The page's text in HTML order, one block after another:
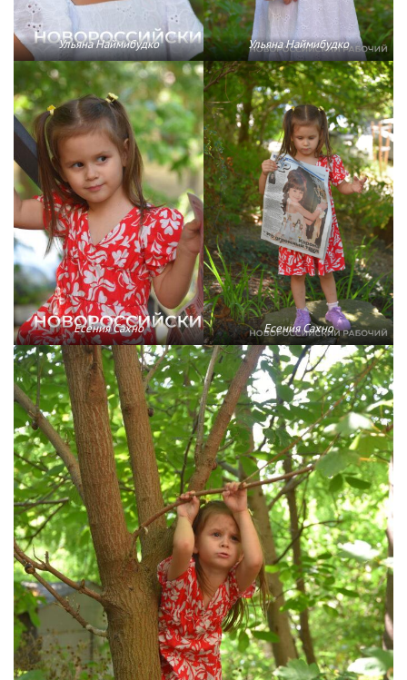
Ульяна Наймибудко Ульяна Наймибудко
Есения Сахно Есения Сахно